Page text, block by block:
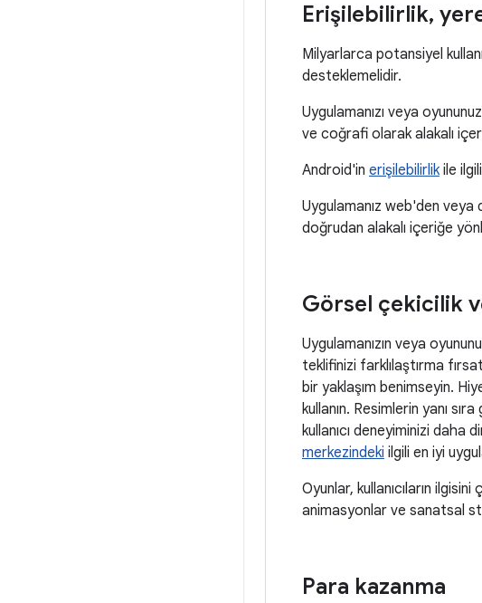
Erişilebilirlik,
Milyarlarca potansiyel
desteklemelidir.
Uygulamanızı veya
ve coğrafi olarak alakalı
Android'in erişilebilirlikile
Uygulamanız web'den
doğrudan alakalı içeriğe
Görsel çekicilik
Uygulamanızın veya
teklifinizi farklılaştırma
bir yaklaşım benimseyin.
kullanın. Resimlerin yanı
kullanıcı deneyiminizi daha
merkezindeki ilgili en iyi
Oyunlar, kullanıcıların
animasyonlar ve sanatsal
Para kazanma